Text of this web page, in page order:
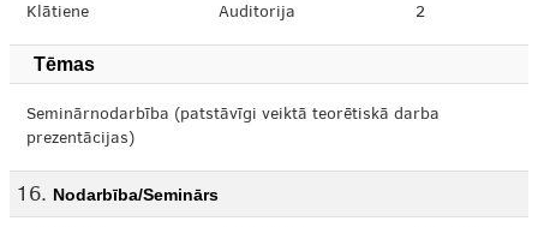
Klātiene Auditorija 2
Tēmas
Seminārnodarbība (patstāvīgi veiktā teorētiskā darba
prezentācijas)
Nodarbība/Seminārs